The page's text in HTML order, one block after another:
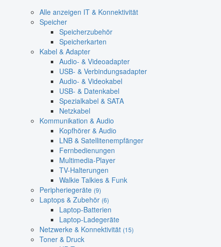
Alle anzeigen IT & Konnektivität
Speicher
Speicherzubehör
Speicherkarten
Kabel & Adapter
Audio- & Videoadapter
USB- & Verbindungsadapter
Audio- & Videokabel
USB- & Datenkabel
Spezialkabel & SATA
Netzkabel
Kommunikation & Audio
Kopfhörer & Audio
LNB & Satellitenempfänger
Fernbedienungen
Multimedia-Player
TV-Halterungen
Walkie Talkies & Funk
Peripheriegeräte (9)
Laptops & Zubehör (6)
Laptop-Batterien
Laptop-Ladegeräte
Netzwerke & Konnektivität (15)
Toner & Druck